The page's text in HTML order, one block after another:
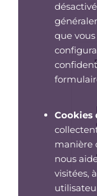
que
Cookies
manière
nous
visitées,